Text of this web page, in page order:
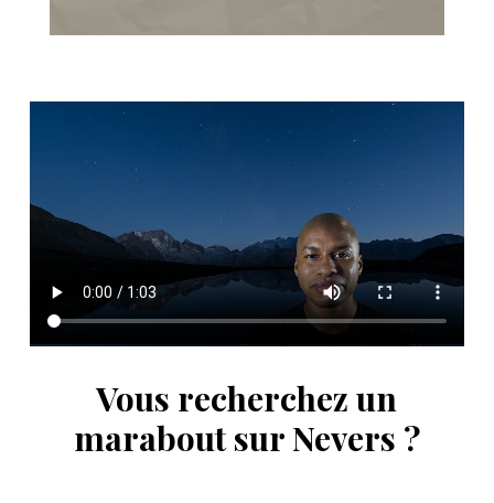
Vous recherchez un
marabout sur Nevers ?